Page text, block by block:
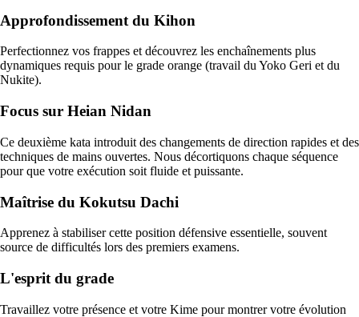
Approfondissement du Kihon
Perfectionnez vos frappes et découvrez les enchaînements plus
dynamiques requis pour le grade orange (travail du Yoko Geri et du
Nukite).
Focus sur Heian Nidan
Ce deuxième kata introduit des changements de direction rapides et des
techniques de mains ouvertes. Nous décortiquons chaque séquence
pour que votre exécution soit fluide et puissante.
Maîtrise du Kokutsu Dachi
Apprenez à stabiliser cette position défensive essentielle, souvent
source de difficultés lors des premiers examens.
L'esprit du grade
Travaillez votre présence et votre Kime pour montrer votre évolution